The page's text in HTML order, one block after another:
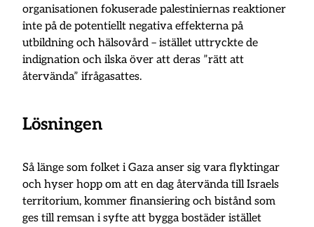
organisationen fokuserade palestiniernas reaktioner
inte på de potentiellt negativa effekterna på
utbildning och hälsovård – istället uttryckte de
indignation och ilska över att deras ”rätt att
återvända” ifrågasattes.
Lösningen
Så länge som folket i Gaza anser sig vara flyktingar
och hyser hopp om att en dag återvända till Israels
territorium, kommer finansiering och bistånd som
ges till remsan i syfte att bygga bostäder istället